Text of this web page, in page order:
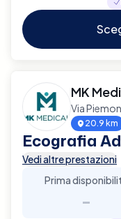
MK
Via
20.9 km
Ecografia
Vedi altre prestazioni
Prima
-